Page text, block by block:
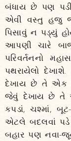
બંધાય છે પણ પડી
એવી વસ્તુ હજુ
પિસાવું ન પડ્યું
આપણી ચારે
પરિવર્તનનો
પથરાયેલો
દેખાય છે તે
જેવું દેખાય છે તે
કપડાં, ચશ્માં,
એટલે બદલવાં પડે
બહાર પણ નવા-